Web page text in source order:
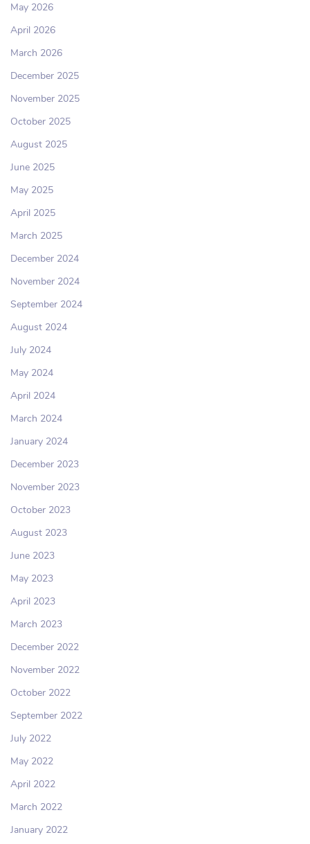
May 2026
April 2026
March 2026
December 2025
November 2025
October 2025
August 2025
June 2025
May 2025
April 2025
March 2025
December 2024
November 2024
September 2024
August 2024
July 2024
May 2024
April 2024
March 2024
January 2024
December 2023
November 2023
October 2023
August 2023
June 2023
May 2023
April 2023
March 2023
December 2022
November 2022
October 2022
September 2022
July 2022
May 2022
April 2022
March 2022
January 2022